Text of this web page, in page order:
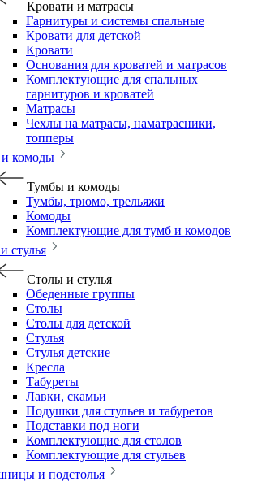
Кровати и матрасы
Гарнитуры и системы спальные
Кровати для детской
Кровати
Основания для кроватей и матрасов
Комплектующие для спальных
гарнитуров и кроватей
Матрасы
Чехлы на матрасы, наматрасники,
топперы
комоды
Тумбы и комоды
Тумбы, трюмо, трельяжи
Комоды
Комплектующие для тумб и комодов
стулья
Столы и стулья
Обеденные группы
Столы
Столы для детской
Стулья
Стулья детские
Кресла
Табуреты
Лавки, скамьи
Подушки для стульев и табуретов
Подставки под ноги
Комплектующие для столов
Комплектующие для стульев
и подстолья